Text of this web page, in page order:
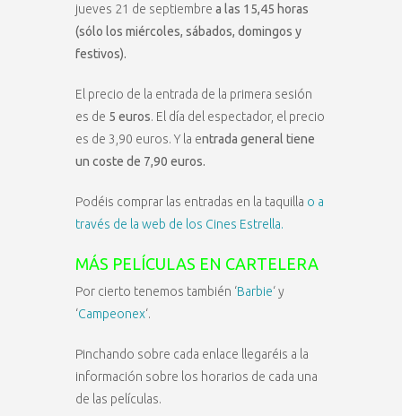
jueves 21 de septiembre a las 15,45 horas
(sólo los miércoles, sábados, domingos y
festivos).
El precio de la entrada de la primera sesión
es de 5 euros. El día del espectador, el precio
es de 3,90 euros. Y la entrada general tiene
un coste de 7,90 euros.
Podéis comprar las entradas en la taquilla o a
través de la web de los Cines Estrella.
MÁS PELÍCULAS EN CARTELERA
Por cierto tenemos también ‘Barbie‘ y
‘Campeonex‘.
Pinchando sobre cada enlace llegaréis a la
información sobre los horarios de cada una
de las películas.